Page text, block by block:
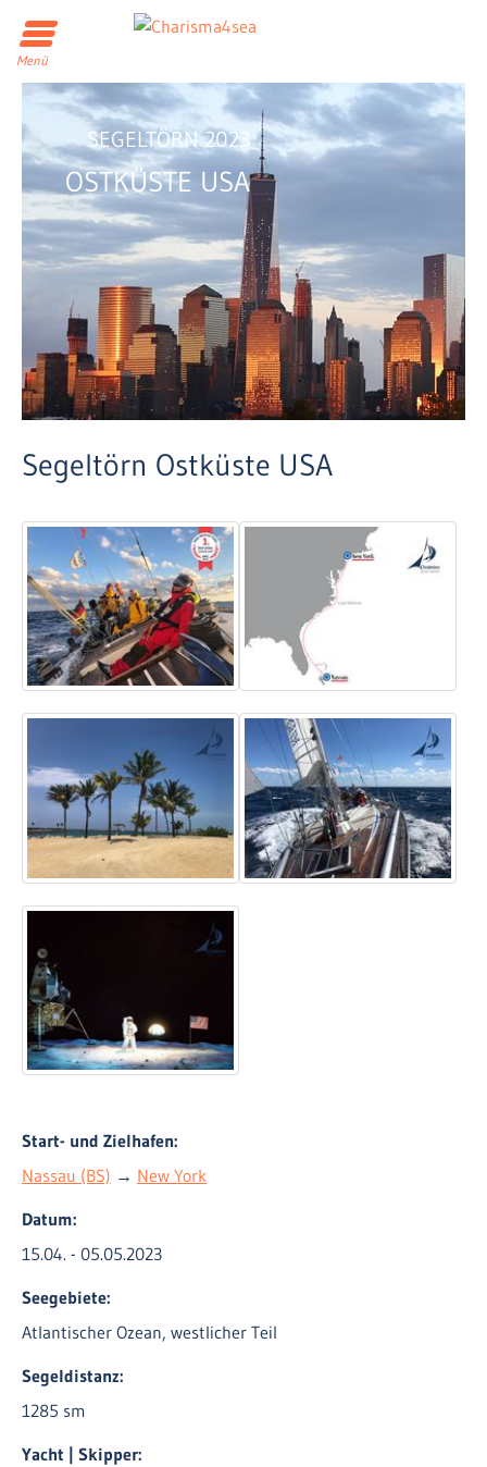
Menü
SEGELTÖRN 2023
OSTKÜSTE USA
Segeltörn Ostküste USA
Start- und Zielhafen:
Nassau (BS) → New York
Datum:
15.04. - 05.05.2023
Seegebiete:
Atlantischer Ozean, westlicher Teil
Segeldistanz:
1285 sm
Yacht | Skipper: